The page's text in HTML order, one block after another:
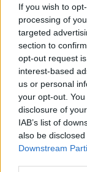
If you wish to
processing of
targeted
section to
opt-out request
interest-based
us or personal
your opt-out.
disclosure of
IAB’s list of
also be
Downstream
Ezt Lin Jarvis is
igazgatója a
hangsúlyozza,
„Nem
tisztában
Honda egy jó
hogy